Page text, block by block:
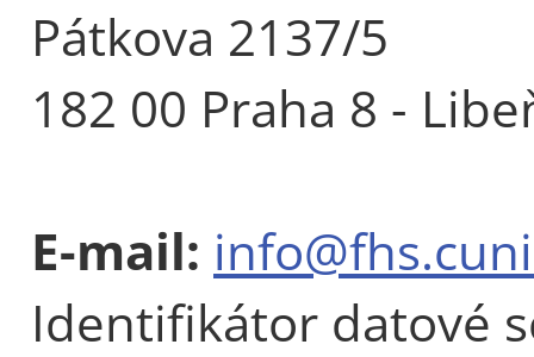
Pátkova 2137/5
182 00 Praha 8 -
E-mail:
Identifikátor datové